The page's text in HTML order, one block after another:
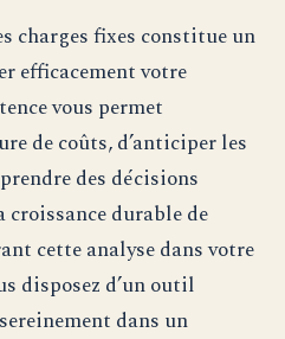
charges fixes constitue un
efficacement votre
vous permet
de coûts, d’anticiper les
des décisions
durable de
cette analyse dans votre
disposez d’un outil
dans un